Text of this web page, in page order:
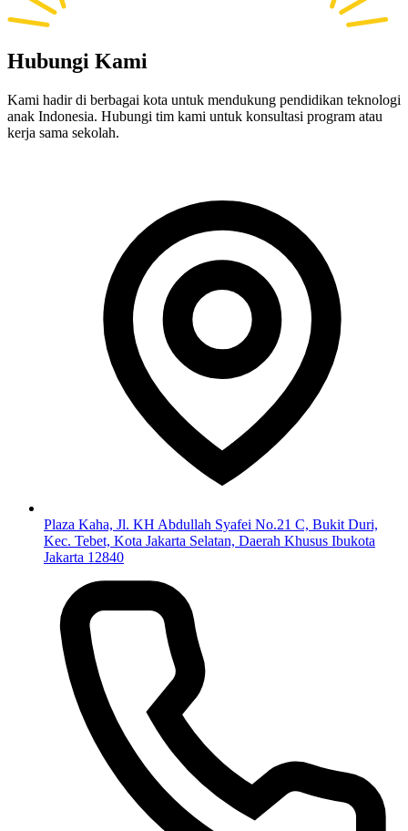
Hubungi Kami
Kami hadir di berbagai kota untuk mendukung pendidikan teknologi
anak Indonesia. Hubungi tim kami untuk konsultasi program atau
kerja sama sekolah.
Plaza Kaha, Jl. KH Abdullah Syafei No.21 C, Bukit Duri,
Kec. Tebet, Kota Jakarta Selatan, Daerah Khusus Ibukota
Jakarta 12840